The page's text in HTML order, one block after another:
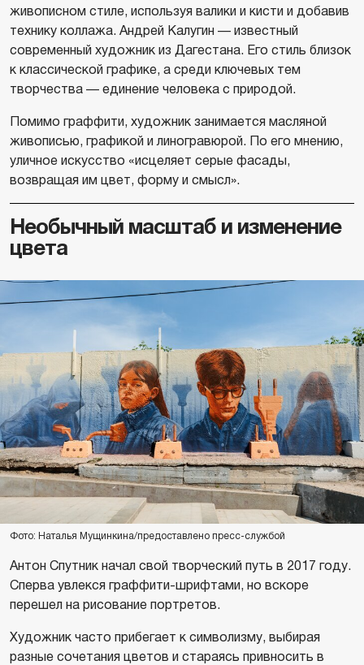
живописном стиле, используя валики и кисти и добавив
технику коллажа. Андрей Калугин — известный
современный художник из Дагестана. Его стиль близок
к классической графике, а среди ключевых тем
творчества — единение человека с природой.
Помимо граффити, художник занимается масляной
живописью, графикой и линогравюрой. По его мнению,
уличное искусство «исцеляет серые фасады,
возвращая им цвет, форму и смысл».
Необычный масштаб и изменение
цвета
Фото: Наталья Мущинкина/предоставлено пресс-службой
Антон Спутник начал свой творческий путь в 2017 году.
Сперва увлекся граффити-шрифтами, но вскоре
перешел на рисование портретов.
Художник часто прибегает к символизму, выбирая
разные сочетания цветов и стараясь привносить в